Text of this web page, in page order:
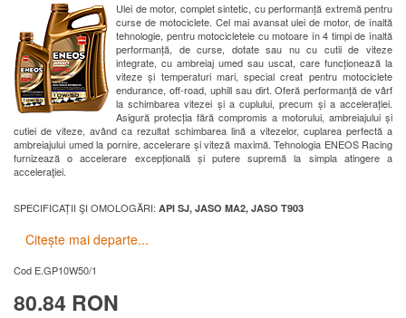
Ulei de motor, complet sintetic, cu performanță extremă pentru
curse de motociclete. Cel mai avansat ulei de motor, de înaltă
tehnologie, pentru motocicletele cu motoare în 4 timpi de înaltă
performanță, de curse, dotate sau nu cu cutii de viteze
integrate, cu ambreiaj umed sau uscat, care funcționează la
viteze și temperaturi mari, special creat pentru motociclete
endurance, off-road, uphill sau dirt. Oferă performanță de vârf
la schimbarea vitezei și a cuplului, precum și a accelerației.
Asigură protecția fără compromis a motorului, ambreiajului și
cutiei de viteze, având ca rezultat schimbarea lină a vitezelor, cuplarea perfectă a
ambreiajului umed la pornire, accelerare și viteză maximă. Tehnologia ENEOS Racing
furnizează o accelerare excepțională și putere supremă la simpla atingere a
acceleraţiei.
SPECIFICAȚII ŞI OMOLOGĂRI: API SJ, JASO MA2, JASO T903
Citește mai departe...
Cod E.GP10W50/1
80.84 RON